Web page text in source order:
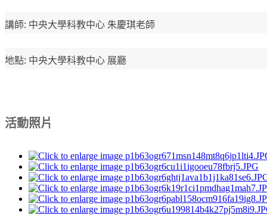
講師: 中央大學科教中心 朱慶琪老師
地點: 中央大學科教中心 展廳
活動照片